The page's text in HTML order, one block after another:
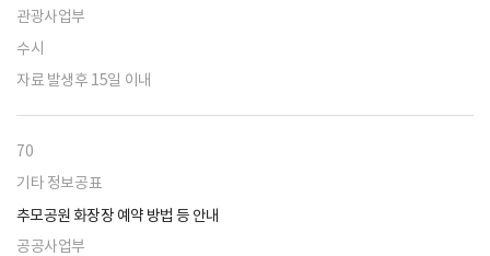
관광사업부
수시
자료 발생후 15일 이내
70
기타 정보공표
추모공원 화장장 예약 방법 등 안내
공공사업부